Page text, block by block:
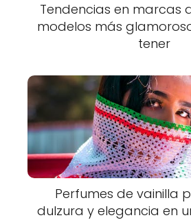
Tendencias en marcas
modelos más
tener
Perfumes de vainilla
dulzura y elegancia en